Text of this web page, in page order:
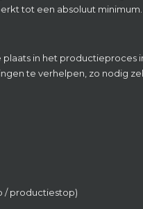
tot een absoluut minimum.
in het productieproces
te verhelpen, zo nodig
/ productiestop)